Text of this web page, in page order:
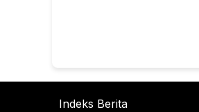
Indeks Berita